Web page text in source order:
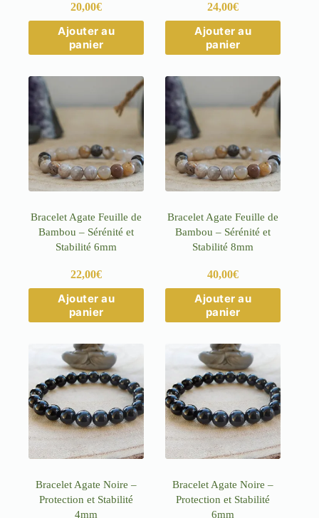
20,00€
Ajouter au
panier
Ce
produit
a
variations.
options
peuvent
sur
la
page
du
24,00€
Ajouter au
panier
Ce
produit
a
variations.
options
peuvent
sur
la
page
du
Bracelet Agate Feuille de
Bambou – Sérénité et
Stabilité 6mm
22,00€
Ajouter au
panier
Ce
produit
a
variations.
Les
options
peuvent
choisies
sur
la
page
du
Bracelet Agate Feuille de
Bambou – Sérénité et
Stabilité 8mm
40,00€
Ajouter au
panier
Ce
produit
a
variations.
Les
options
peuvent
choisies
sur
la
page
du
Bracelet Agate Noire –
Protection et Stabilité
4mm
Bracelet Agate Noire –
Protection et Stabilité
6mm